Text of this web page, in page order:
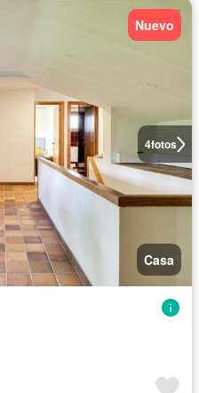
4fotos
Nuevo
Casa